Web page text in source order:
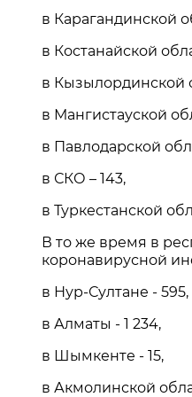
в Карагандинской
в Костанайской
в Кызылординской
в Мангистауской
в Павлодарской
в СКО – 143,
в Туркестанской
В то же время в
коронавирусной
в Нур-Султане - 595,
в Алматы - 1 234,
в Шымкенте - 15,
в Акмолинской